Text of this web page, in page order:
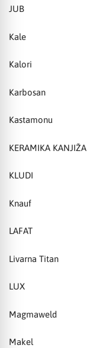
JUB
Kale
Kalori
Karbosan
Kastamonu
KERAMIKA KANJIŽA
KLUDI
Knauf
LAFAT
Livarna Titan
LUX
Magmaweld
Makel